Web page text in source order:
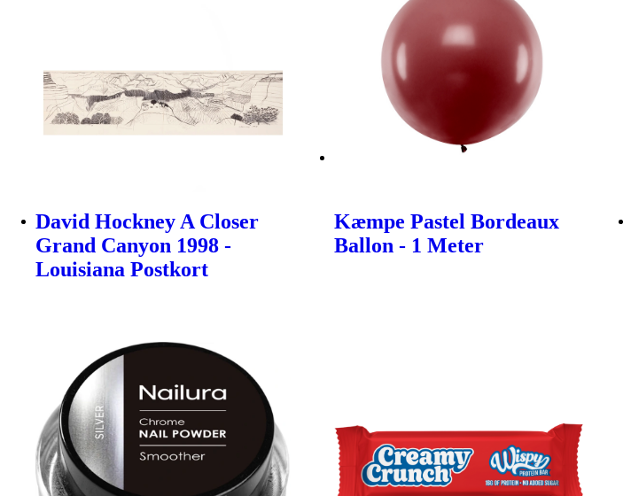
David Hockney A Closer
Grand Canyon 1998 -
Louisiana Postkort
Kæmpe Pastel Bordeaux
Ballon - 1 Meter